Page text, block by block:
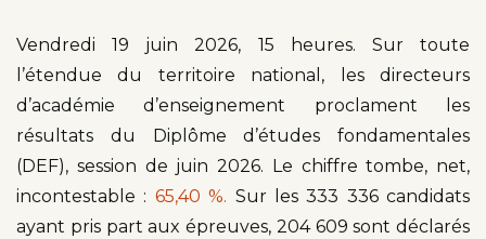
Vendredi 19 juin 2026, 15 heures. Sur toute
l’étendue du territoire national, les directeurs
d’académie d’enseignement proclament les
résultats du Diplôme d’études fondamentales
(DEF), session de juin 2026. Le chiffre tombe, net,
incontestable : 65,40 %. Sur les 333 336 candidats
ayant pris part aux épreuves, 204 609 sont déclarés